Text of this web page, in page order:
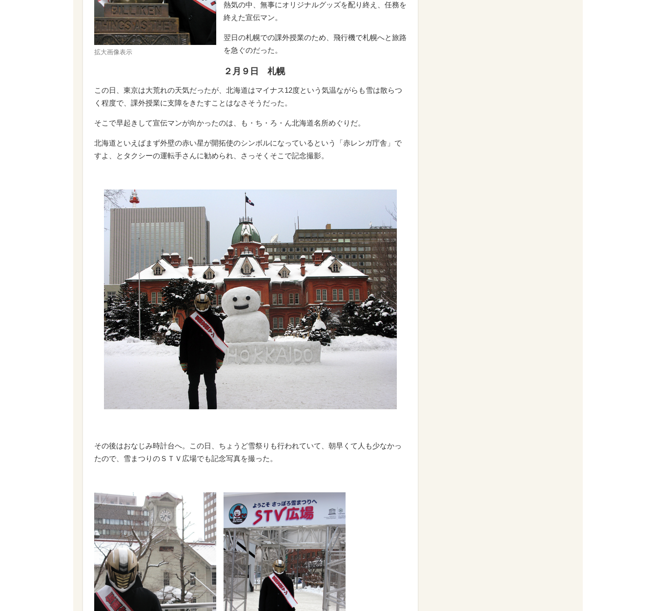
拡大画像表示
熱気の中、無事にオリジナルグッズを配り終え、任務を
終えた宣伝マン。
翌日の札幌での課外授業のため、飛行機で札幌へと旅路
を急ぐのだった。
２月９日 札幌
この日、東京は大荒れの天気だったが、北海道はマイナス12度という気温ながらも雪は散らつ
く程度で、課外授業に支障をきたすことはなさそうだった。
そこで早起きして宣伝マンが向かったのは、も・ち・ろ・ん北海道名所めぐりだ。
北海道といえばまず外壁の赤い星が開拓使のシンボルになっているという「赤レンガ庁舎」で
すよ、とタクシーの運転手さんに勧められ、さっそくそこで記念撮影。
その後はおなじみ時計台へ。この日、ちょうど雪祭りも行われていて、朝早くて人も少なかっ
たので、雪まつりのＳＴＶ広場でも記念写真を撮った。